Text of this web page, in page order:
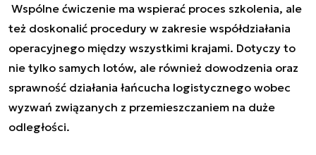
Wspólne ćwiczenie ma wspierać proces szkolenia, ale
też doskonalić procedury w zakresie współdziałania
operacyjnego między wszystkimi krajami. Dotyczy to
nie tylko samych lotów, ale również dowodzenia oraz
sprawność działania łańcucha logistycznego wobec
wyzwań związanych z przemieszczaniem na duże
odległości.